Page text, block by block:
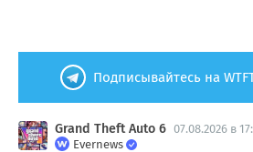
Подписывайтесь на
Grand Theft Auto 6 07.08.2026 в
Evernews